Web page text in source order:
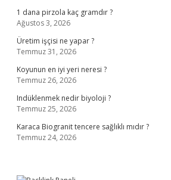
1 dana pirzola kaç gramdır ?
Ağustos 3, 2026
Üretim işçisi ne yapar ?
Temmuz 31, 2026
Koyunun en iyi yeri neresi ?
Temmuz 26, 2026
Indüklenmek nedir biyoloji ?
Temmuz 25, 2026
Karaca Biogranit tencere sağlıklı mıdır ?
Temmuz 24, 2026